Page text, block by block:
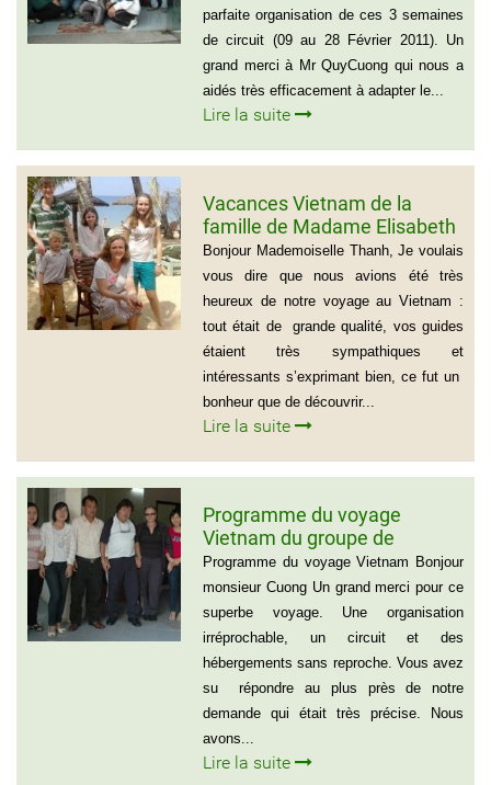
parfaite organisation de ces 3 semaines
de circuit (09 au 28 Février 2011). Un
grand merci à Mr QuyCuong qui nous a
aidés très efficacement à adapter le...
Lire la suite
Vacances Vietnam de la
famille de Madame Elisabeth
DE LAUBESPIN (6 personnes)
Bonjour Mademoiselle Thanh, Je voulais
vous dire que nous avions été très
heureux de notre voyage au Vietnam :
tout était de grande qualité, vos guides
étaient très sympathiques et
intéressants s’exprimant bien, ce fut un
bonheur que de découvrir...
Lire la suite
Programme du voyage
Vietnam du groupe de
madame et Mr Jean Marie
Cannac
Programme du voyage Vietnam Bonjour
monsieur Cuong Un grand merci pour ce
superbe voyage. Une organisation
irréprochable, un circuit et des
hébergements sans reproche. Vous avez
su répondre au plus près de notre
demande qui était très précise. Nous
avons...
Lire la suite